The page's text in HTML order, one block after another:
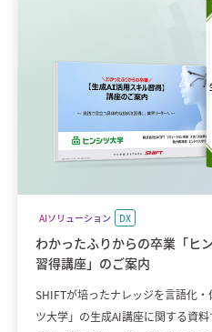
AIソリューション DX
わかったふりからの卒業「ヒ
習得講座」のご案内
SHIFTが培ったナレッジを言語化
ツ大学」の生成AI講座に関する資